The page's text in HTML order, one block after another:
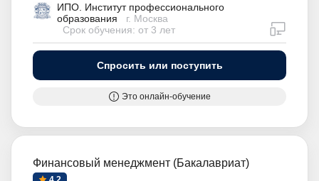
ИПО. Институт профессионального
образования
г. Москва
Срок обучения: от 3 лет
Спросить или поступить
Это онлайн-обучение
Финансовый менеджмент (Бакалавриат)